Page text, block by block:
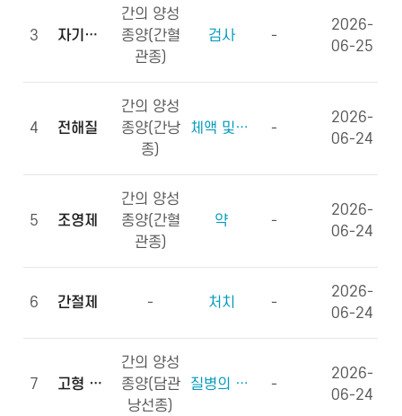
3 자기공명영상
간의 양성
종양(간혈
관종)
검사 -
2026-
06-25
4 전해질
간의 양성
종양(간낭
종)
체액 및 전해질, 영양소 -
2026-
06-24
5 조영제
간의 양성
종양(간혈
관종)
약 -
2026-
06-24
6 간절제 - 처치 -
2026-
06-24
7 고형 종괴
간의 양성
종양(담관
낭선종)
질병의 형태학 -
2026-
06-24